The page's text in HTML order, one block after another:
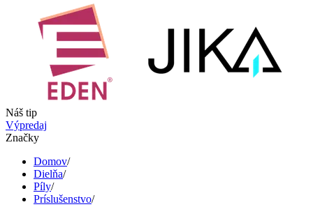
Náš tip
Výpredaj
Značky
Domov/
Dielňa/
Píly/
Príslušenstvo/